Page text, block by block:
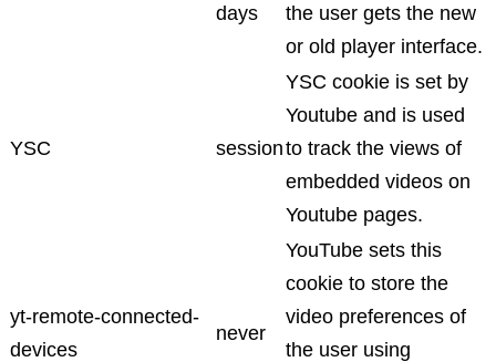
days
the user gets the new
or old player interface.
YSC session
YSC cookie is set by
Youtube and is used
to track the views of
embedded videos on
Youtube pages.
yt-remote-connected-
devices
never
YouTube sets this
cookie to store the
video preferences of
the user using